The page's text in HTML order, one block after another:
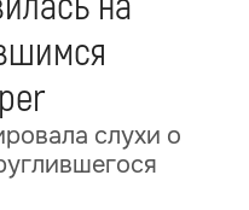
слухи о